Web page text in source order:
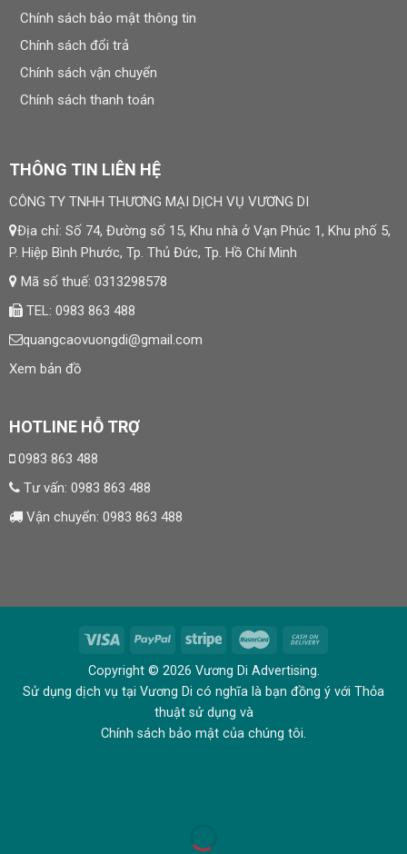
Chính sách bảo mật thông tin
Chính sách đổi trả
Chính sách vận chuyển
Chính sách thanh toán
THÔNG TIN LIÊN HỆ
CÔNG TY TNHH THƯƠNG MẠI DỊCH VỤ VƯƠNG DI
Địa chỉ: Số 74, Đường số 15, Khu nhà ở Vạn Phúc 1, Khu phố 5,
P. Hiệp Bình Phước, Tp. Thủ Đức, Tp. Hồ Chí Minh
Mã số thuế: 0313298578
TEL: 0983 863 488
quangcaovuongdi@gmail.com
Xem bản đồ
HOTLINE HỖ TRỢ
0983 863 488
Tư vấn: 0983 863 488
Vận chuyển: 0983 863 488
Copyright © 2026 Vương Di Advertising.
Sử dụng dịch vụ tại Vương Di có nghĩa là bạn đồng ý với Thỏa
thuật sử dụng và
Chính sách bảo mật của chúng tôi.